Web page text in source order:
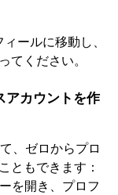
ールに移動し、
てください。
カウントを作
、ゼロからプロ
ともできます：
を開き、プロフ